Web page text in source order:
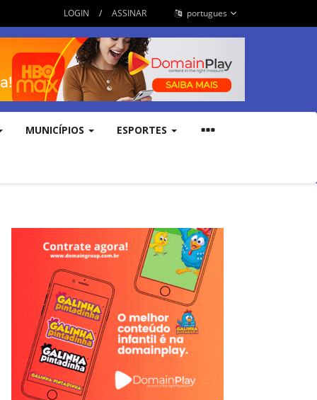
LOGIN / ASSINAR portugues
MUNICÍPIOS ESPORTES